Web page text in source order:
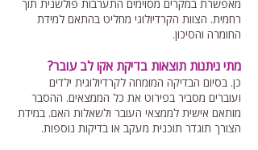
מאפשרת במקרים מסוימים התערבות פולשנית תוך
רחמית. הצוות הקרדיולוגי מחליט בהתאם למידת
החומרה והסיכון.
מתי ניתנות תוצאות בדיקת אקו לב עובר?
כן. בסיום הבדיקה המומחה לקרדיולוגית ילדים
ועוברים מסביר בפירוט את כל הממצאים. ההסבר
מותאם אישית לממצאי העובר ולשאלות האם. במידת
הצורך תוגדר תוכנית מעקב או בדיקות נוספות.